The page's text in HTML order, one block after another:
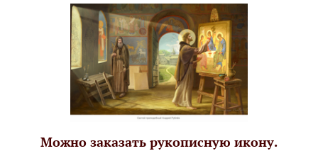
Можно заказать рукописную икону.